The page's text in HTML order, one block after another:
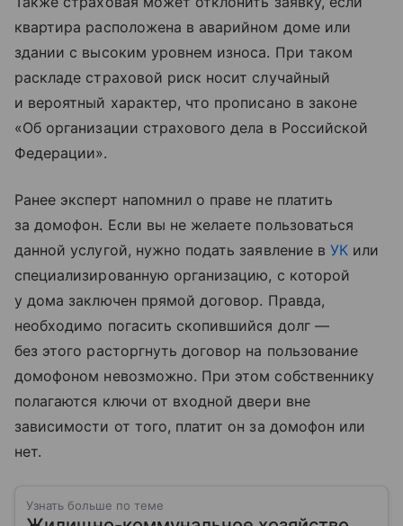
квартира расположена в аварийном доме или
здании с высоким уровнем износа. При таком
раскладе страховой риск носит случайный
и вероятный характер, что прописано в законе
«Об организации страхового дела в Российской
Федерации».
Ранее эксперт напомнил о праве не платить
за домофон. Если вы не желаете пользоваться
данной услугой, нужно подать заявление в УК или
специализированную организацию, с которой
у дома заключен прямой договор. Правда,
необходимо погасить скопившийся долг —
без этого расторгнуть договор на пользование
домофоном невозможно. При этом собственнику
полагаются ключи от входной двери вне
зависимости от того, платит он за домофон или
нет.
Узнать больше по теме